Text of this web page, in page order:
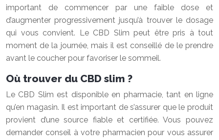
important de commencer par une faible dose et
d’augmenter progressivement jusqu’à trouver le dosage
qui vous convient. Le CBD Slim peut être pris à tout
moment de la journée, mais il est conseillé de le prendre
avant le coucher pour favoriser le sommeil.
Où trouver du CBD slim ?
Le CBD Slim est disponible en pharmacie, tant en ligne
qu’en magasin. Il est important de s’assurer que le produit
provient d’une source fiable et certifiée. Vous pouvez
demander conseil à votre pharmacien pour vous assurer